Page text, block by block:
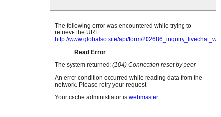
Telugu
Ukrainian
Urdu
Welsh
Xhosa
Yiddish